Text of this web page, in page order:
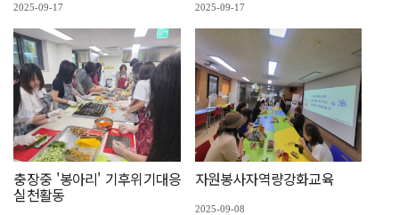
2025-09-17 2025-09-17
충장중 '봉아리' 기후위기대응
실천활동
자원봉사자역량강화교육
2025-09-08